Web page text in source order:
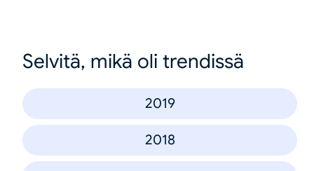
Selvitä, mikä oli trendissä
2019
2018